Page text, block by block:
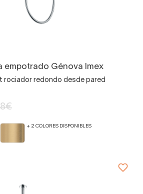
empotrado Génova Imex
redondo desde pared
+ 2 COLORES DISPONIBLES